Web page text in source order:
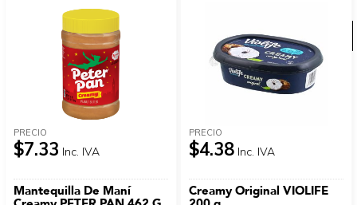
Ver categorías
PRECIO
$7.33 Inc. IVA
Mantequilla De Maní
PRECIO
$4.38 Inc. IVA
Creamy Original VIOLIFE